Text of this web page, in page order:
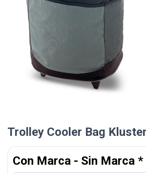
Trolley Cooler Bag
Con Marca - Sin Marca *